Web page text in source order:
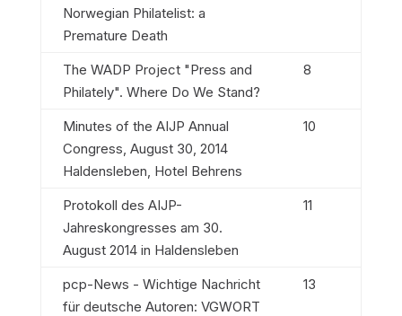
Norwegian Philatelist: a
Premature Death
The WADP Project "Press and
Philately". Where Do We Stand?
8
Minutes of the AIJP Annual
Congress, August 30, 2014
Haldensleben, Hotel Behrens
10
Protokoll des AIJP-
Jahreskongresses am 30.
August 2014 in Haldensleben
11
pcp-News - Wichtige Nachricht
für deutsche Autoren: VGWORT
13